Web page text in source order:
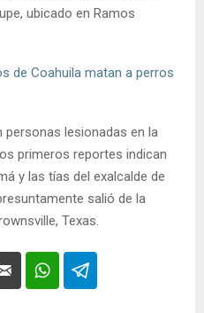
ubicado en Ramos
de Coahuila matan a perros
lesionadas en la
primeros reportes indican
y las tías del exalcalde de
salió de la
Texas.